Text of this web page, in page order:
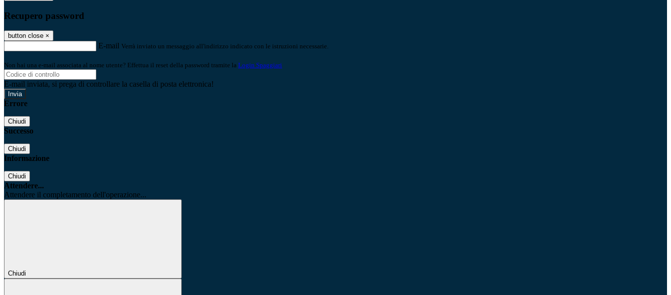
Recupero password
button close ×
E-mail Verrà inviato un messaggio all'indirizzo indicato con le istruzioni necessarie.
Non hai una e-mail associata al nome utente? Effettua il reset della password tramite la Login Spaggiari
E-mail inviata, si prega di controllare la casella di posta elettronica!
Errore
Chiudi
Successo
Chiudi
Informazione
Chiudi
Attendere...
Attendere il completamento dell'operazione...
Chiudi